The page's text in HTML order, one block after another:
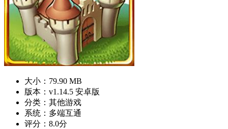
大小：79.90 MB
版本：v1.14.5 安卓版
分类：其他游戏
系统：多端互通
评分：8.0分